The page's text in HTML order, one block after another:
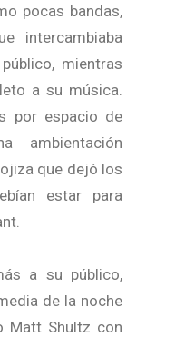
pocas bandas,
intercambiaba
mientras
a su música.
por espacio de
ambientación
que dejó los
estar para
a su público,
de la noche
Matt Shultz con